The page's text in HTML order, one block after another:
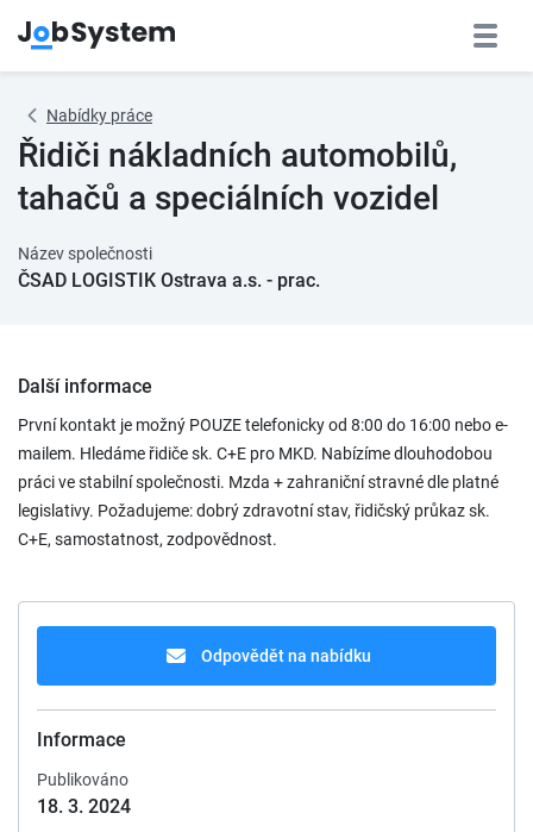
Nabídky práce
Řidiči nákladních automobilů,
tahačů a speciálních vozidel
Název společnosti
ČSAD LOGISTIK Ostrava a.s. - prac.
Další informace
První kontakt je možný POUZE telefonicky od 8:00 do 16:00 nebo e-
mailem. Hledáme řidiče sk. C+E pro MKD. Nabízíme dlouhodobou
práci ve stabilní společnosti. Mzda + zahraniční stravné dle platné
legislativy. Požadujeme: dobrý zdravotní stav, řidičský průkaz sk.
C+E, samostatnost, zodpovědnost.
Odpovědět na nabídku
Informace
Publikováno
18. 3. 2024